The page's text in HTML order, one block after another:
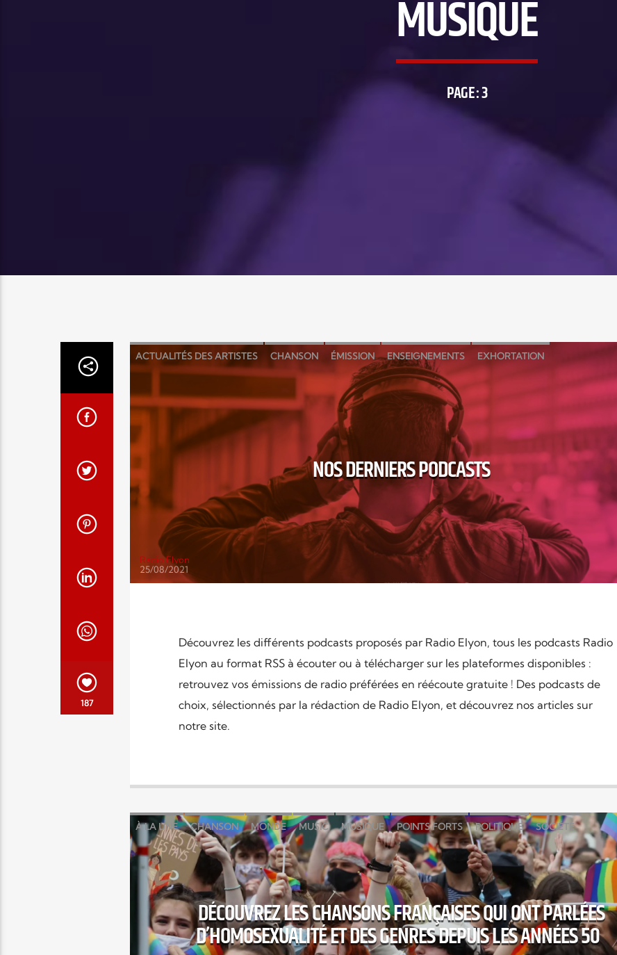
MUSIQUE
PAGE : 3
187
ACTUALITÉS DES ARTISTES CHANSON ÉMISSION ENSEIGNEMENTS EXHORTATION
LOUANGE MUSIC MUSIC MUSIQUE
NOS DERNIERS PODCASTS
Radio Elyon
25/08/2021
Découvrez les différents podcasts proposés par Radio Elyon, tous les podcasts Radio
Elyon au format RSS à écouter ou à télécharger sur les plateformes disponibles :
retrouvez vos émissions de radio préférées en réécoute gratuite ! Des podcasts de
choix, sélectionnés par la rédaction de Radio Elyon, et découvrez nos articles sur
notre site.
À LA UNE CHANSON MONDE MUSIC MUSIQUE POINTS FORTS POLITIQUE SOCIÉTÉ
DÉCOUVREZ LES CHANSONS FRANÇAISES QUI ONT PARLÉES
D’HOMOSEXUALITÉ ET DES GENRES DEPUIS LES ANNÉES 50